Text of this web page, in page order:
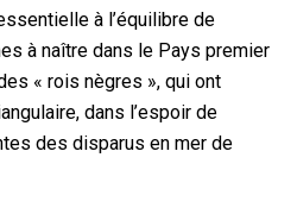
à l’équilibre de
à naître dans le Pays premier
« rois nègres », qui ont
dans l’espoir de
des disparus en mer de